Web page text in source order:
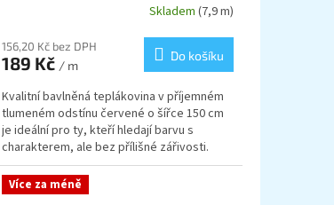
Skladem (7,9 m)
156,20 Kč bez DPH
189 Kč / m
Do košíku
Kvalitní bavlněná teplákovina v příjemném
tlumeném odstínu červené o šířce 150 cm
je ideální pro ty, kteří hledají barvu s
charakterem, ale bez přílišné zářivosti.
Tato pružná...
Více za méně